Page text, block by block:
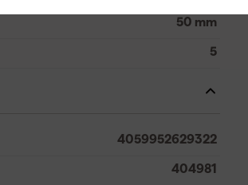
50 mm
5
4059952629322
404981